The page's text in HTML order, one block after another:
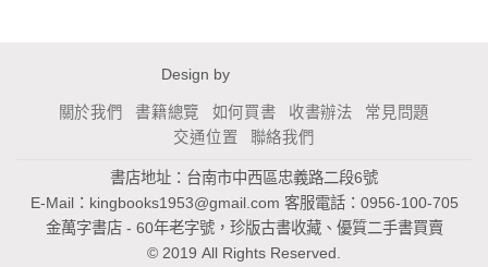
Design by
關於我們 書籍總覽 如何買書 收書辦法
常見問題
交通位置
聯絡我們
書店地址：台南市中西區忠義路二段6號
E-Mail： kingbooks1953@gmail.com 客服電話：0956-100-705
金萬字書店 - 60年老字號，珍版古書收藏、優質二手書買賣
© 2019 All Rights Reserved.